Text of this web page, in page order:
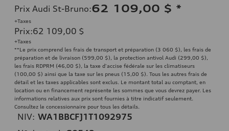
Prix Audi St-Bruno:62 109,00 $ *
+Taxes
Prix:62 109,00 $
+Taxes
**Le prix comprend les frais de transport et préparation (3 060 $), les frais de
préparation et de livraison (599,00 $), la protection antivol Audi (299,00 $),
les frais RDPRM (46,00 $), la taxe d'accise fédérale sur les climatiseurs
(100,00 $) ainsi que la taxe sur les pneus (15,00 $). Tous les autres frais de
détail et les taxes applicables sont exclus. Le montant total au comptant, en
location ou en financement représente les sommes que vous devrez payer. Les
informations relatives aux prix sont fournies à titre indicatif seulement.
Consultez le concessionnaire pour tous les détails.
NIV: WA1BBCFJ1T1092975